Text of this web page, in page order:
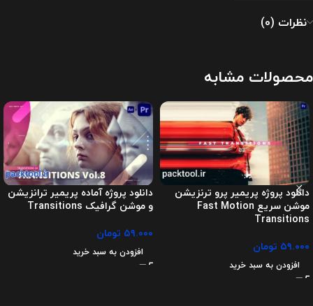
نظرات (0)
محصولات مشابه
دانلود پروژه پریمیر پرو ترنزیشن
موشن سریع Fast Motion
Transitions
۵۹.۰۰۰ تومان
افزودن به سبد خرید
دانلود پروژه آماده پریمیر ترانزیشن
و موشن گرافیک Transitions
۵۹.۰۰۰ تومان
افزودن به سبد خرید